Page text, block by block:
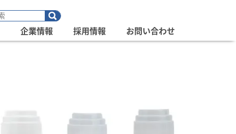
企業情報 採用情報 お問い合わせ